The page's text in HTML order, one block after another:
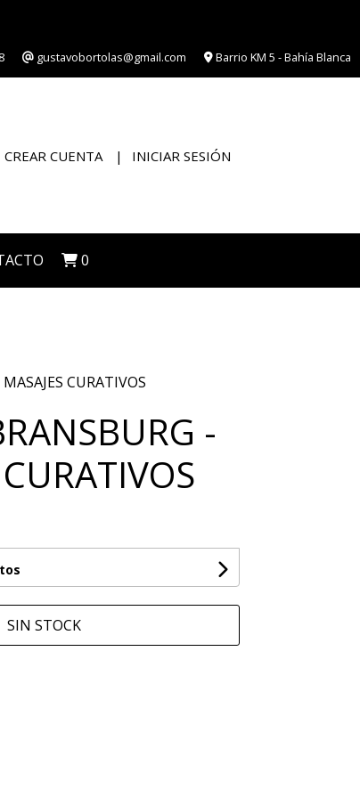
gustavobortolas@gmail.com Barrio KM 5 - Bahía Blanca
CREAR CUENTA INICIAR SESIÓN
0
CURATIVOS
-
SIN STOCK